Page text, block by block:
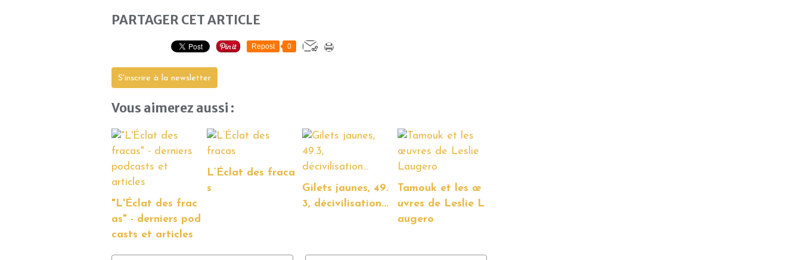
PARTAGER CET ARTICLE
Repost 0
S'inscrire à la newsletter
Vous aimerez aussi :
"L'Éclat des frac
as" - derniers pod
casts et articles
L’Éclat des fraca
s
Gilets jaunes, 49.
3, décivilisation...
Tamouk et les œ
uvres de Leslie L
augero